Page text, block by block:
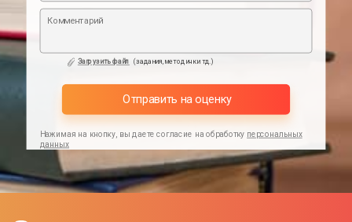
Загрузить файл (задания,методички тд.)
Отправить на оценку
Нажимая на кнопку, вы даете согласие на обработку персональных
данных